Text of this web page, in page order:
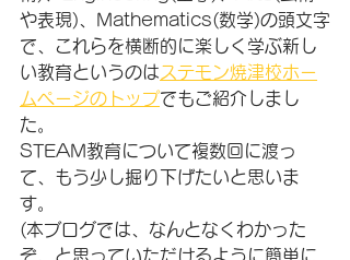
や表現)、Mathematics(数学)の頭文字
で、これらを横断的に楽しく学ぶ新し
い教育というのはステモン焼津校ホー
ムページのトップでもご紹介しまし
た。
STEAM教育について複数回に渡っ
て、もう少し掘り下げたいと思いま
す。
(本ブログでは、なんとなくわかった
ぞ、と思っていただけるように簡単に